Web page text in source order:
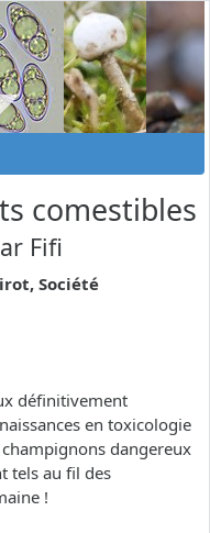
comestibles
Fifi
Société
définitivement
en toxicologie
dangereux
tels au fil des
!